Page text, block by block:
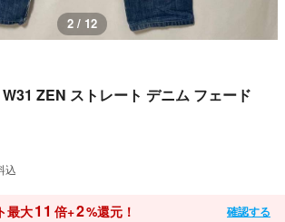
2 / 12
ZEN ストレート デニム フェード
込
最大11 倍+2%還元！ 確認する